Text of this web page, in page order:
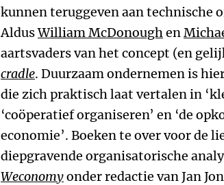
kunnen teruggeven aan technische
AldusWilliam McDonoughen
aartsvaders van het concept (en
cradle. Duurzaam ondernemen is
die zich praktisch laat vertalen in
‘coöperatief organiseren’ en ‘de
economie’. Boeken te over voor de
diepgravende organisatorische
Weconomyonder redactie van Jan